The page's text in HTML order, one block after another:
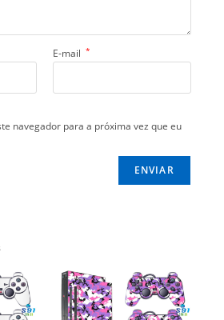
E-mail *
navegador para a próxima vez que eu